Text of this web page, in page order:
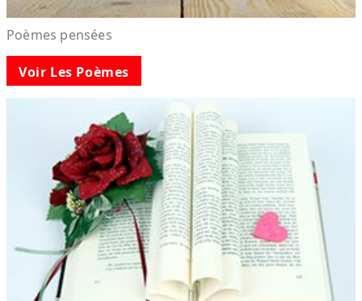
Poèmes pensées
Voir Les Poèmes